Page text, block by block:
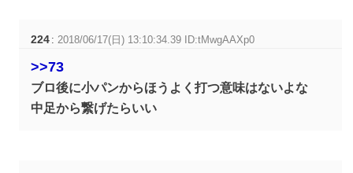
224 :2018/06/17(日) 13:10:34.39 ID:tMwgAAXp0
>>73
ブロ後に小パンからほうよく打つ意味はないよな
中足から繋げたらいい